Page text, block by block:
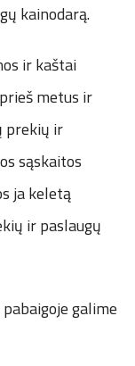
kainodarą.
ir kaštai
metus ir
prekių ir
sąskaitos
ja keletą
ir paslaugų
galime